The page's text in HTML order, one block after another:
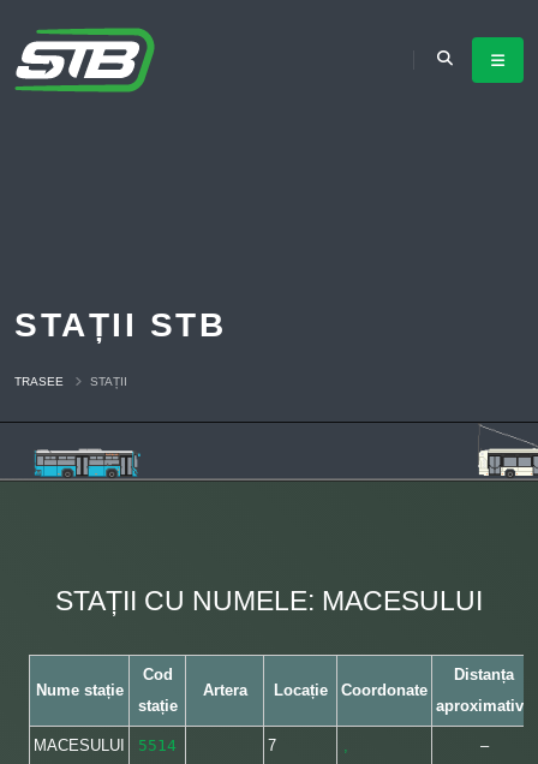
STAȚII STB
TRASEE STAȚII
STAȚII CU NUMELE: MACESULUI
Nume stație
Cod
stație
Artera Locație Coordonate
Distanța
aproximativă
MACESULUI 5514 7 , –